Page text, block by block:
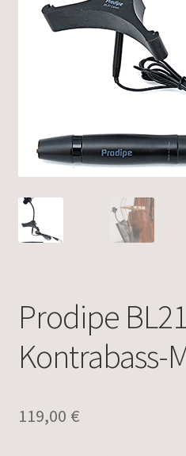
Prodipe
Kontrabass-
119,00 €